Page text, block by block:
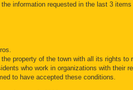
information requested in the last 3
the property of the town with all its rights to
who work in organizations with their
to have accepted these conditions.